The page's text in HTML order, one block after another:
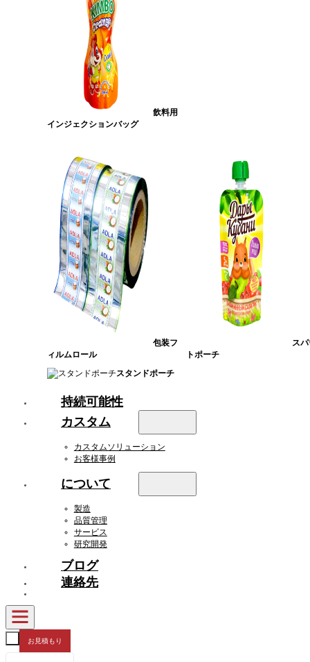
飲料用
インジェクションバッグ
包装フ
ィルムロール
ス
トポーチ
スタンドポーチ
持続可能性
カスタム
カスタムソリューション
お客様事例
について
製造
品質管理
サービス
研究開発
ブログ
連絡先
お見積もり